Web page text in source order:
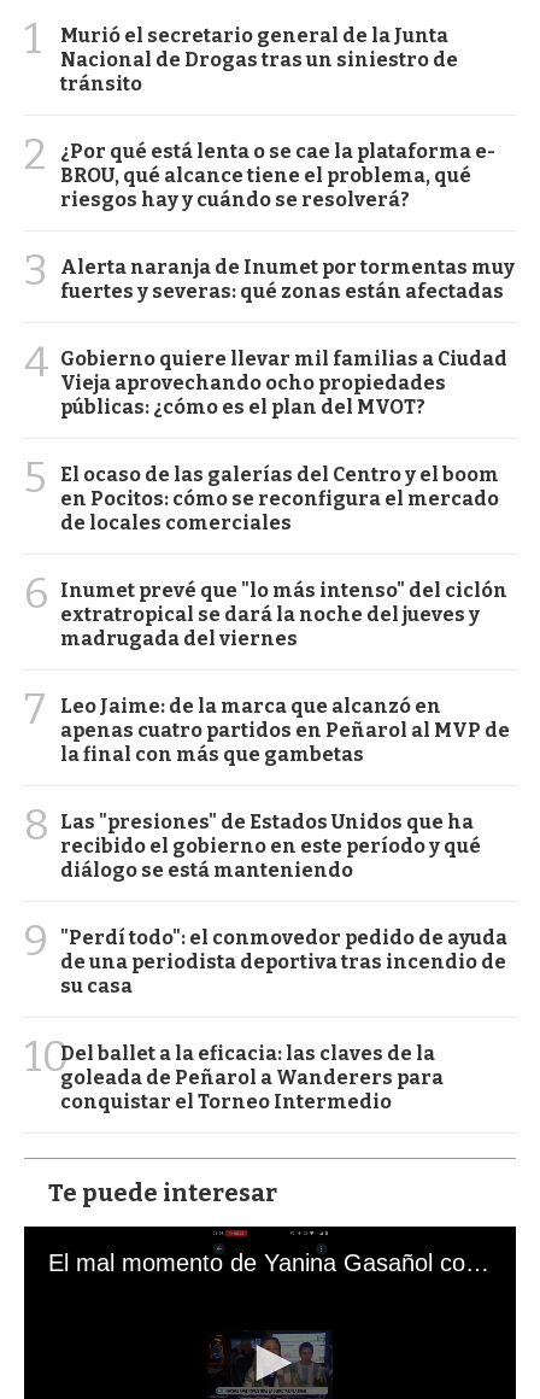
1
Murió el secretario general de la Junta
Nacional de Drogas tras un siniestro de
tránsito
2
¿Por qué está lenta o se cae la plataforma e-
BROU, qué alcance tiene el problema, qué
riesgos hay y cuándo se resolverá?
3
Alerta naranja de Inumet por tormentas muy
fuertes y severas: qué zonas están afectadas
4 Gobierno quiere llevar mil familias a Ciudad
Vieja aprovechando ocho propiedades
públicas: ¿cómo es el plan del MVOT?
5
El ocaso de las galerías del Centro y el boom
en Pocitos: cómo se reconfigura el mercado
de locales comerciales
6
Inumet prevé que "lo más intenso" del ciclón
extratropical se dará la noche del jueves y
madrugada del viernes
7
Leo Jaime: de la marca que alcanzó en
apenas cuatro partidos en Peñarol al MVP de
la final con más que gambetas
8
Las "presiones" de Estados Unidos que ha
recibido el gobierno en este período y qué
diálogo se está manteniendo
9
"Perdí todo": el conmovedor pedido de ayuda
de una periodista deportiva tras incendio de
su casa
10Del ballet a la eficacia: las claves de la
goleada de Peñarol a Wanderers para
conquistar el Torneo Intermedio
Te puede interesar
El mal momento de Yanina Gasañol con un hincha argentino en "Subrayado"